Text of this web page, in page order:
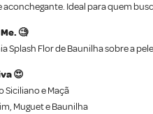
Ideal para quem
🧐
Splash Flor de Baunilha sobre a
😍
Siciliano e Maçã
Muguet e Baunilha